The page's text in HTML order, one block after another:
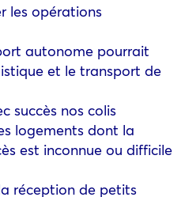
les opérations
autonome pourrait
et le transport de
succès nos colis
logements dont la
est inconnue ou difficile
réception de petits